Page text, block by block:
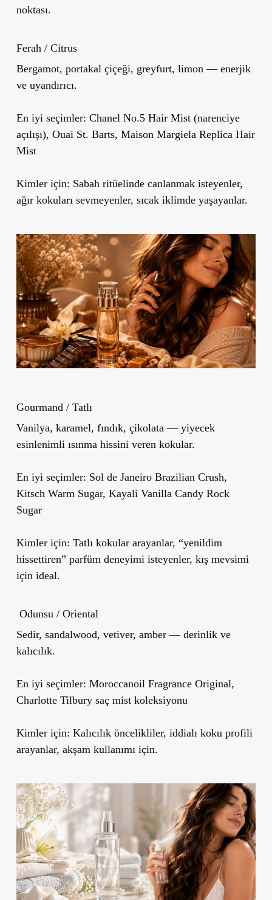
noktası.
Ferah / Citrus
Bergamot, portakal çiçeği, greyfurt, limon — enerjik
ve uyandırıcı.
En iyi seçimler: Chanel No.5 Hair Mist (narenciye
açılışı), Ouai St. Barts, Maison Margiela Replica Hair
Mist
Kimler için: Sabah ritüelinde canlanmak isteyenler,
ağır kokuları sevmeyenler, sıcak iklimde yaşayanlar.
Gourmand / Tatlı
Vanilya, karamel, fındık, çikolata — yiyecek
esinlenimli ısınma hissini veren kokular.
En iyi seçimler: Sol de Janeiro Brazilian Crush,
Kitsch Warm Sugar, Kayali Vanilla Candy Rock
Sugar
Kimler için: Tatlı kokular arayanlar, “yenildim
hissettiren” parfüm deneyimi isteyenler, kış mevsimi
için ideal.
Odunsu / Oriental
Sedir, sandalwood, vetiver, amber — derinlik ve
kalıcılık.
En iyi seçimler: Moroccanoil Fragrance Original,
Charlotte Tilbury saç mist koleksiyonu
Kimler için: Kalıcılık öncelikliler, iddialı koku profili
arayanlar, akşam kullanımı için.